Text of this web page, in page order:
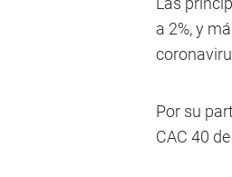
a 2%, y
Por su
CAC 40